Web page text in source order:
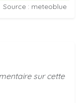
Source : meteoblue
sur cette